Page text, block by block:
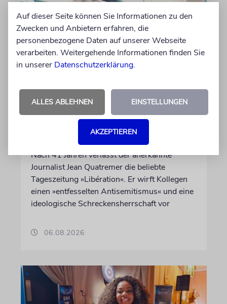
FRANKREICH
Eine Abrechnung mit dem
Judenhass der neuen Linken
Nach 41 Jahren verlässt der anerkannte
Journalist Jean Quatremer die beliebte
Tageszeitung »Libération«. Er wirft Kollegen
einen »entfesselten Antisemitismus« und eine
ideologische Schreckensherrschaft vor
06.08.2026
Auf dieser Seite können Sie Informationen zu den
Zwecken und Anbietern erfahren, die
personenbezogene Daten auf unserer Webseite
verarbeiten. Weitergehende Informationen finden Sie
in unserer Datenschutzerklärung.
ALLES ABLEHNEN EINSTELLUNGEN
AKZEPTIEREN